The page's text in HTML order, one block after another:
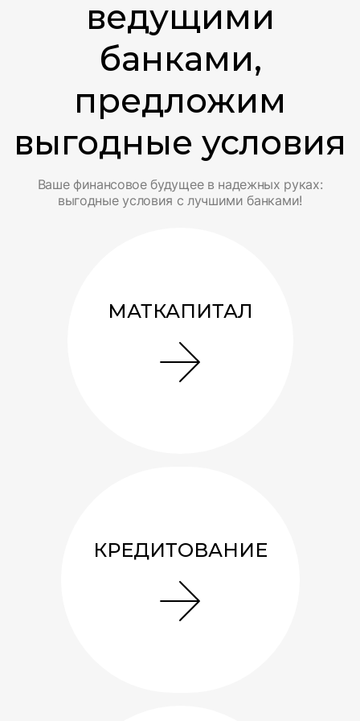
ведущими
банками,
предложим
выгодные условия
Ваше финансовое будущее в надежных руках:
выгодные условия с лучшими банками!
МАТКАПИТАЛ
КРЕДИТОВАНИЕ